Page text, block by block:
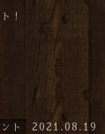
！
ト 2021.08.19